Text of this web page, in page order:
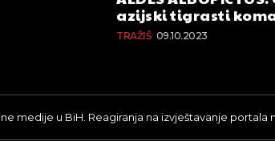
azijski tigrasti
TRAŽIŠ 09.10.2023
medije u BiH. Reagiranja na izvještavanje portala